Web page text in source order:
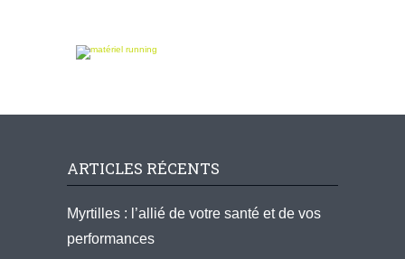
ARTICLES RÉCENTS
Myrtilles : l’allié de votre santé et de vos
performances